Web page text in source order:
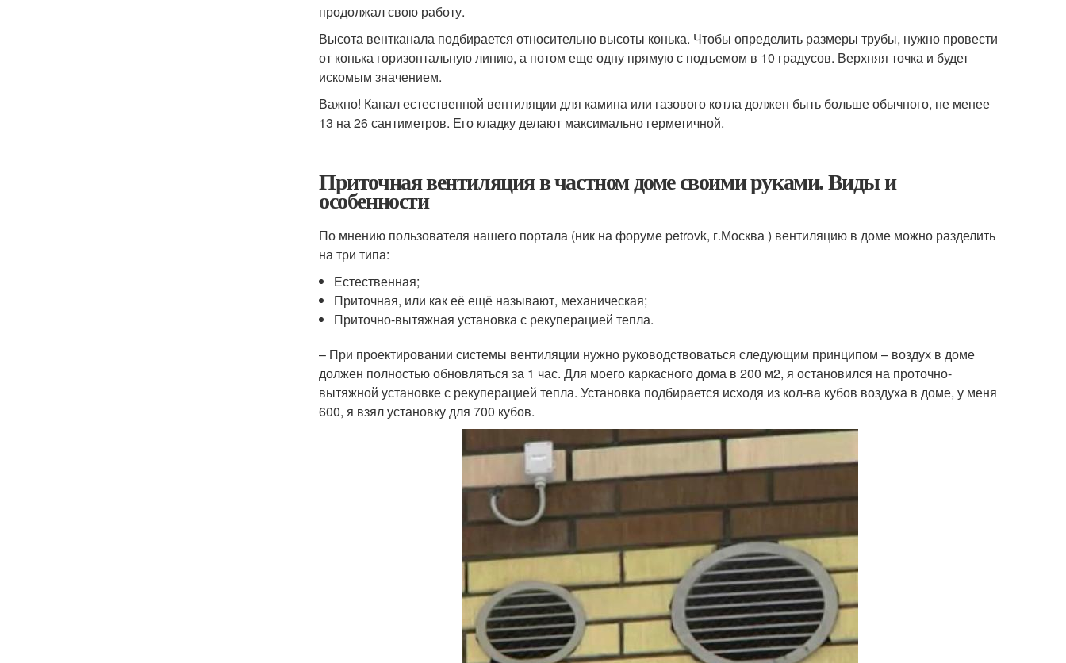
продолжал свою работу.
Высота вентканала подбирается относительно высоты конька. Чтобы определить размеры трубы, нужно провести
от конька горизонтальную линию, а потом еще одну прямую с подъемом в 10 градусов. Верхняя точка и будет
искомым значением.
Важно! Канал естественной вентиляции для камина или газового котла должен быть больше обычного, не менее
13 на 26 сантиметров. Его кладку делают максимально герметичной.
Приточная вентиляция в частном доме своими руками. Виды и
особенности
По мнению пользователя нашего портала (ник на форуме petrovk, г.Москва ) вентиляцию в доме можно разделить
на три типа:
Естественная;
Приточная, или как её ещё называют, механическая;
Приточно-вытяжная установка с рекуперацией тепла.
– При проектировании системы вентиляции нужно руководствоваться следующим принципом – воздух в доме
должен полностью обновляться за 1 час. Для моего каркасного дома в 200 м2, я остановился на проточно-
вытяжной установке с рекуперацией тепла. Установка подбирается исходя из кол-ва кубов воздуха в доме, у меня
600, я взял установку для 700 кубов.